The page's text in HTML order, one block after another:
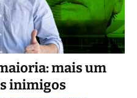
mais um
inimigos